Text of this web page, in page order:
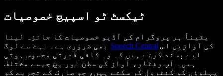
ٹیکسٹ ٹو اسپیچ خصوصیات
یقیناً ہر پروگرام کی آڈیو خصوصیات کا جائزہ لینا
Speech Central
لیے پسند کرتے ہیں کہ وہ کافی قدرتی محسوس ہوتی
ہیں۔ آپ رفتار، آواز کی سطح اور پچ جیسے مختلف
پہلوؤں کو کنٹرول کر سکتے ہیں، جو صارف کے تجربے کو